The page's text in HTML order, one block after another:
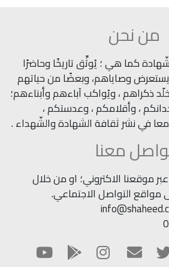
من نحن
كما هي ؛ يُوثِّق تاريخًا وحاضرًا
وصاياهم، وبعضًا من حياتهم
ذكراهم ، ويُواكب آباءهم وأبناءهم؛
، وأقلامكم ، وعدستكم ،
في نشر ثقافة الشهادة والشّهداء .
معنا
موقعنا الاكتروني؛ او من خلال
مواقع التواصل الاجتماعي.